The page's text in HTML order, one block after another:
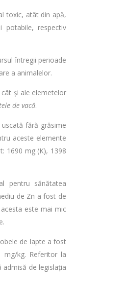
toxic, atât din apă,
respectiv
întregii perioade
a animalelor.
și ale elemetelor
de vacă.
fără grăsime
aceste elemente
1690 mg (K), 1398
pentru sănătatea
de Zn a fost de
este mai mic
de lapte a fost
kg. Referitor la
de legislația